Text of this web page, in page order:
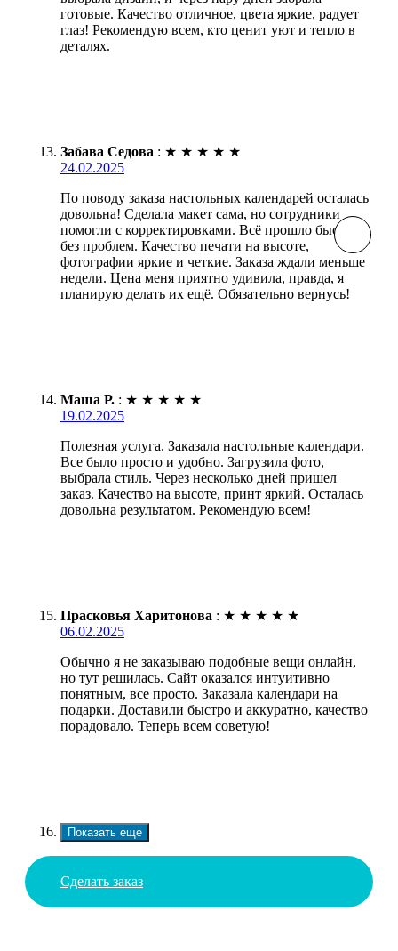
готовые. Качество отличное, цвета яркие, радует
глаз! Рекомендую всем, кто ценит уют и тепло в
деталях.
Забава Седова : ★ ★ ★ ★ ★
24.02.2025
По поводу заказа настольных календарей осталась
довольна! Сделала макет сама, но сотрудники
помогли с корректировками. Всё прошло быстро и
без проблем. Качество печати на высоте,
фотографии яркие и четкие. Заказа ждали меньше
недели. Цена меня приятно удивила, правда, я
планирую делать их ещё. Обязательно вернусь!
Маша Р. : ★ ★ ★ ★ ★
19.02.2025
Полезная услуга. Заказала настольные календари.
Все было просто и удобно. Загрузила фото,
выбрала стиль. Через несколько дней пришел
заказ. Качество на высоте, принт яркий. Осталась
довольна результатом. Рекомендую всем!
Прасковья Харитонова : ★ ★ ★ ★ ★
06.02.2025
Обычно я не заказываю подобные вещи онлайн,
но тут решилась. Сайт оказался интуитивно
понятным, все просто. Заказала календари на
подарки. Доставили быстро и аккуратно, качество
порадовало. Теперь всем советую!
Показать еще
Сделать заказ